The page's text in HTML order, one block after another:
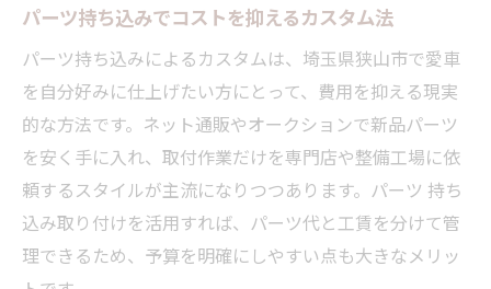
パーツ持ち込みでコストを抑えるカスタム法
パーツ持ち込みによるカスタムは、埼玉県狭山市で愛車
を自分好みに仕上げたい方にとって、費用を抑える現実
的な方法です。ネット通販やオークションで新品パーツ
を安く手に入れ、取付作業だけを専門店や整備工場に依
頼するスタイルが主流になりつつあります。パーツ 持ち
込み取り付けを活用すれば、パーツ代と工賃を分けて管
理できるため、予算を明確にしやすい点も大きなメリッ